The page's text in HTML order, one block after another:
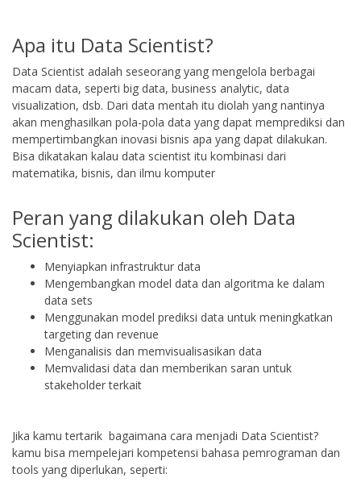
Apa itu Data Scientist?
Data Scientist adalah seseorang yang mengelola berbagai
macam data, seperti big data, business analytic, data
visualization, dsb. Dari data mentah itu diolah yang nantinya
akan menghasilkan pola-pola data yang dapat memprediksi dan
mempertimbangkan inovasi bisnis apa yang dapat dilakukan.
Bisa dikatakan kalau data scientist itu kombinasi dari
matematika, bisnis, dan ilmu komputer
Peran yang dilakukan oleh Data
Scientist:
Menyiapkan infrastruktur data
Mengembangkan model data dan algoritma ke dalam
data sets
Menggunakan model prediksi data untuk meningkatkan
targeting dan revenue
Menganalisis dan memvisualisasikan data
Memvalidasi data dan memberikan saran untuk
stakeholder terkait
Jika kamu tertarik bagaimana cara menjadi Data Scientist?
kamu bisa mempelejari kompetensi bahasa pemrograman dan
tools yang diperlukan, seperti: